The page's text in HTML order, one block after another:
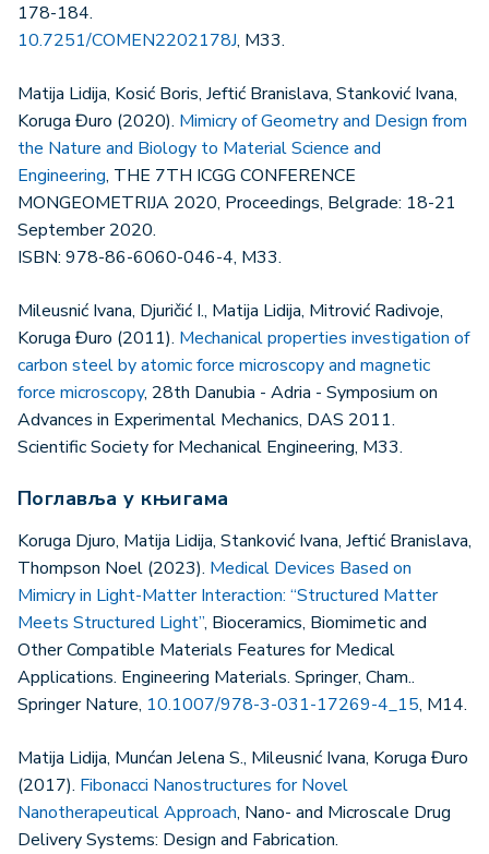
178-184.
10.7251/COMEN2202178J, M33.
Matija Lidija, Kosić Boris, Jeftić Branislava, Stanković Ivana,
Koruga Đuro (2020). Mimicry of Geometry and Design from
the Nature and Biology to Material Science and
Engineering, THE 7TH ICGG CONFERENCE
MONGEOMETRIJA 2020, Proceedings, Belgrade: 18-21
September 2020.
ISBN: 978-86-6060-046-4, M33.
Mileusnić Ivana, Djuričić I., Matija Lidija, Mitrović Radivoje,
Koruga Đuro (2011). Mechanical properties investigation of
carbon steel by atomic force microscopy and magnetic
force microscopy, 28th Danubia - Adria - Symposium on
Advances in Experimental Mechanics, DAS 2011.
Scientific Society for Mechanical Engineering, M33.
Поглавља у књигама
Koruga Djuro, Matija Lidija, Stanković Ivana, Jeftić Branislava,
Thompson Noel (2023). Medical Devices Based on
Mimicry in Light-Matter Interaction: “Structured Matter
Meets Structured Light”, Bioceramics, Biomimetic and
Other Compatible Materials Features for Medical
Applications. Engineering Materials. Springer, Cham..
Springer Nature, 10.1007/978-3-031-17269-4_15, M14.
Matija Lidija, Munćan Jelena S., Mileusnić Ivana, Koruga Đuro
(2017). Fibonacci Nanostructures for Novel
Nanotherapeutical Approach, Nano- and Microscale Drug
Delivery Systems: Design and Fabrication.